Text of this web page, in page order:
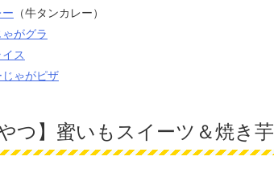
（牛タンカレー）
がグラ
ス
ゃがピザ
つ】蜜いもスイーツ＆焼き芋